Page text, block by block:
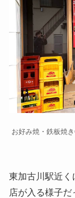
お好み焼・鉄板焼
東加古川駅近く
店が入る様子